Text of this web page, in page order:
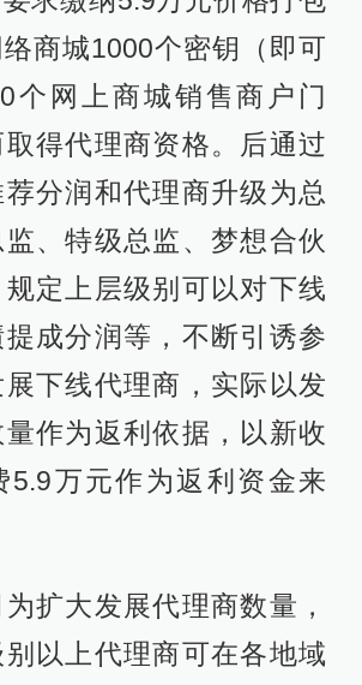
商城1000个密钥（即可
个网上商城销售商户门
得代理商资格。后通过
分润和代理商升级为总
、特级总监、梦想合伙
定上层级别可以对下线
成分润等，不断引诱参
下线代理商，实际以发
作为返利依据，以新收
5.9万元作为返利资金来
扩大发展代理商数量，
以上代理商可在各地域